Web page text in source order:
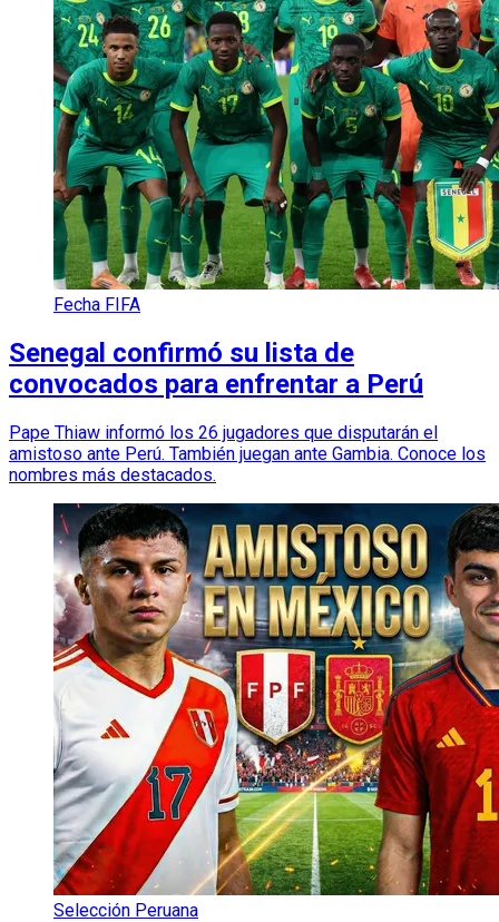
Fecha FIFA
Senegal confirmó su lista de
convocados para enfrentar a Perú
Pape Thiaw informó los 26 jugadores que disputarán el
amistoso ante Perú. También juegan ante Gambia. Conoce los
nombres más destacados.
Selección Peruana